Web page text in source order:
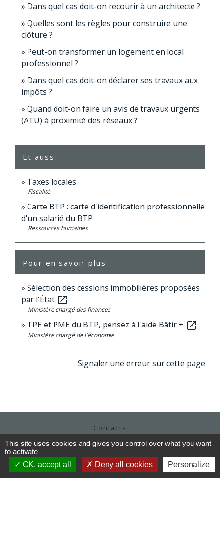
Dans quel cas doit-on recourir à un architecte ?
Quelles sont les règles pour construire une
clôture ?
Peut-on transformer un logement en local
professionnel ?
Dans quel cas doit-on déclarer ses travaux aux
impôts ?
Quand doit-on faire un avis de travaux urgents
(ATU) à proximité des réseaux ?
Et aussi
Taxes locales
Fiscalité
Carte BTP : carte d'identification professionnelle
d'un salarié du BTP
Ressources humaines
Pour en savoir plus
Sélection des cessions immobilières proposées
par l'État open_in_new
Ministère chargé des finances
TPE et PME du BTP, pensez à l'aide Bâtir + open_in_new
Ministère chargé de l'économie
Signaler une erreur sur cette page
Contacts
Commune de Moutiers
1Place Saint Martin
35130 Moutiers - FRANCE
+33 2 99 96 22 88
This site uses cookies and gives you control over what you want
to activate
OK, accept all
Deny all cookies Personalize